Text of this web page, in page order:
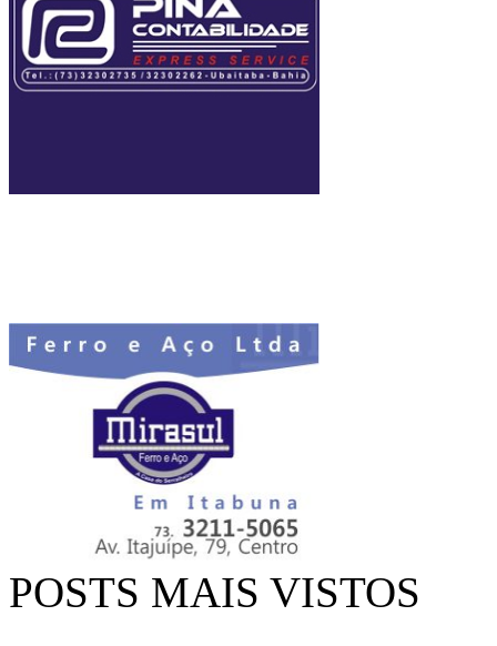
POSTS MAIS VISTOS